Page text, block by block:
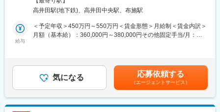
支えています。また、少子高齢社会で注目を浴びるロボット業界
にも力を入れており、世界シェアのデンマークの協業ロボットメ
ーカと代理店契約を終結しています。
社内に大規模なメーカー機能を持ち、顧客の声を活かした商品づ
当社は社員の教育に力を入れています。昇格者研修、新任管理者
研修、各種社外研修への参加等、入社直後から管理職まで、キャ
つくり、他社との差別化を図っています。また、内容に応じて学
・患者様の個人情報を取り扱うため、セキュリティ体制をより強
化したい
といった課題があります。
そこで今回、社内のIT環境を整備しながら、DX推進や業務改善を
だき、将来的には、
・給食管理システムの高度化
・病院・介護施設とのデータ連携強化
高井田駅(地下鉄)、高井田中央駅、布施駅
給与
＜予定年収＞450万円～550万円＜賃金形態＞月給制＜賃金内訳＞
月額（基本給）：360,000円～380,000円その他固定手当/月：
までも目安の金額であり、選考を通じて上下する可能性がありま
す。月給(月額)は固定手当を含めた表記です。
気になる 応募依頼する
（エージェントサービス）